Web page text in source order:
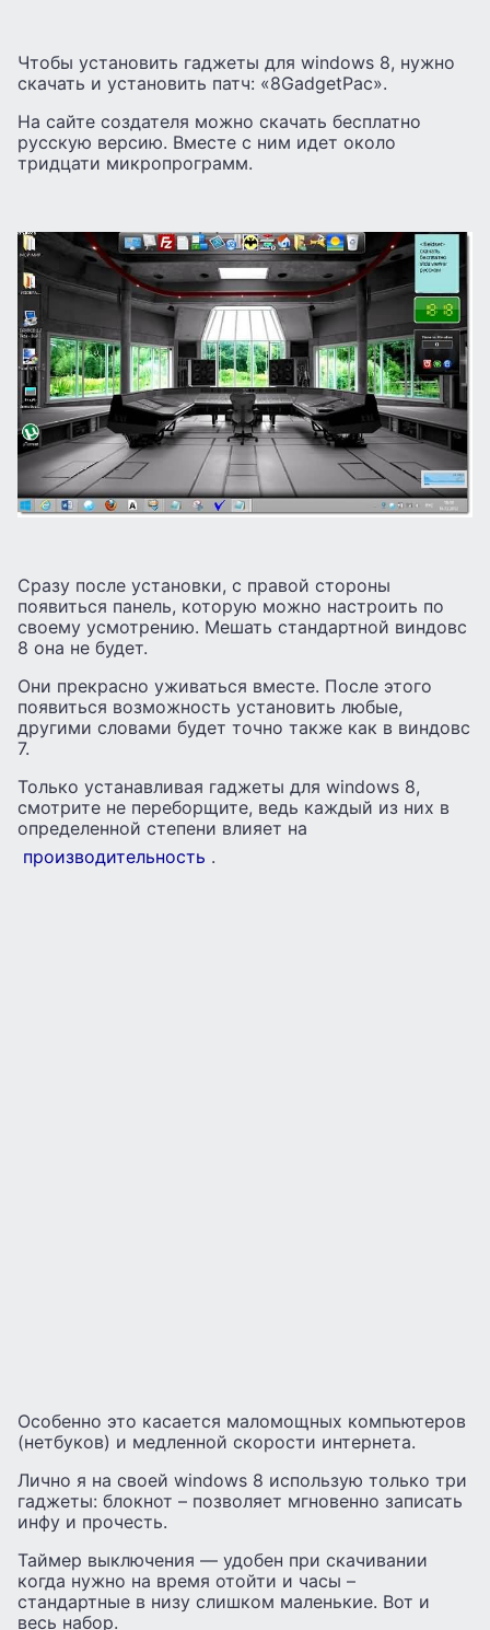
Чтобы установить гаджеты для windows 8, нужно
скачать и установить патч: «8GadgetPac».
На сайте создателя можно скачать бесплатно
русскую версию. Вместе с ним идет около
тридцати микропрограмм.
Сразу после установки, с правой стороны
появиться панель, которую можно настроить по
своему усмотрению. Мешать стандартной виндовс
8 она не будет.
Они прекрасно уживаться вместе. После этого
появиться возможность установить любые,
другими словами будет точно также как в виндовс
7.
Только устанавливая гаджеты для windows 8,
смотрите не переборщите, ведь каждый из них в
определенной степени влияет на
производительность .
Особенно это касается маломощных компьютеров
(нетбуков) и медленной скорости интернета.
Лично я на своей windows 8 использую только три
гаджеты: блокнот – позволяет мгновенно записать
инфу и прочесть.
Таймер выключения — удобен при скачивании
когда нужно на время отойти и часы –
стандартные в низу слишком маленькие. Вот и
весь набор.